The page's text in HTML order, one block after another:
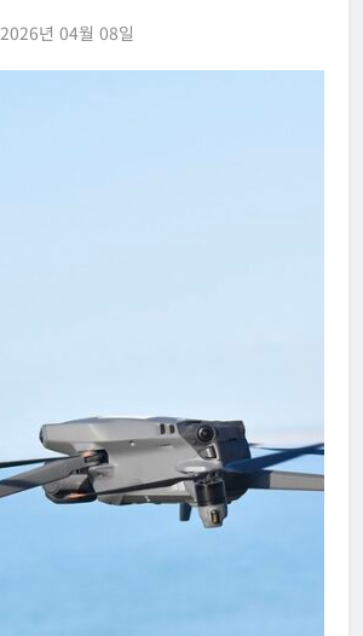
2026년 04월 08일